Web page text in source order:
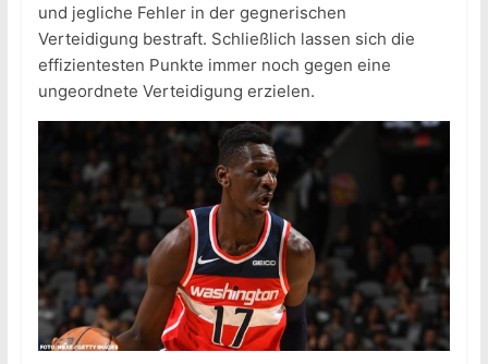
und jegliche Fehler in der gegnerischen
Verteidigung bestraft. Schließlich lassen sich die
effizientesten Punkte immer noch gegen eine
ungeordnete Verteidigung erzielen.